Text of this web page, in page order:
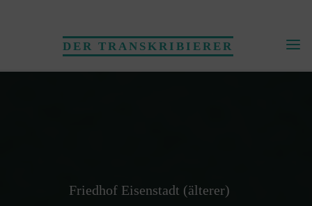
DER TRANSKRIBIERER
Friedhof Eisenstadt (älterer)